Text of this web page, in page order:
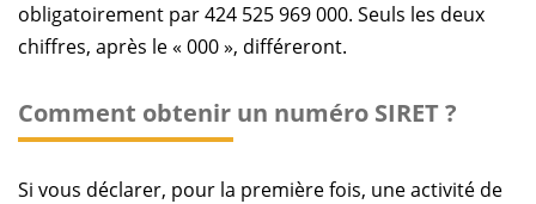
obligatoirement par 424 525 969 000. Seuls les deux
chiffres, après le « 000 », différeront.
Comment obtenir un numéro SIRET ?
Si vous déclarer, pour la première fois, une activité de